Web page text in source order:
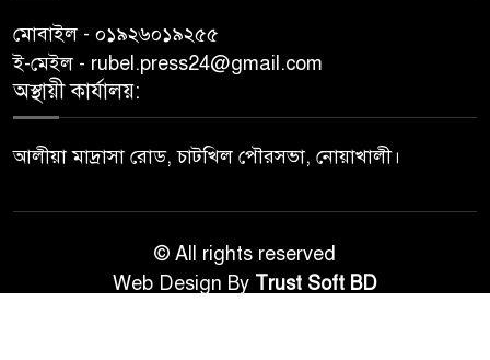
মোবাইল - ০১৯২৬০১৯২৫৫
ই-মেইল - rubel.press24@gmail.com
অস্থায়ী কার্যালয়:
আলীয়া মাদ্রাসা রোড, চাটখিল পৌরসভা, নোয়াখালী।
© All rights reserved
Web Design By Trust Soft BD